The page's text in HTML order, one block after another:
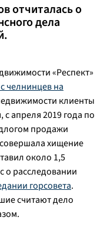
отчиталась о
дела
«Респект»
челнинцев на
клиенты
апреля 2019 года по
продажи
хищение
около 1,5
о расследовании
горсовета.
считают дело